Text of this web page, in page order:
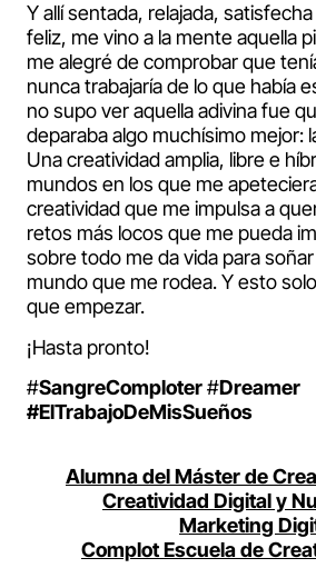
Y allí sentada, relajada,
feliz, me vino a la mente aquella
me alegré de comprobar que
nunca trabajaría de lo que había
no supo ver aquella adivina fue
deparaba algo muchísimo mejor:
Una creatividad amplia, libre e
mundos en los que me
creatividad que me impulsa a
retos más locos que me pueda
sobre todo me da vida para
mundo que me rodea. Y esto
que empezar.
¡Hasta pronto!
#SangreComploter#Dreamer
#ElTrabajoDeMisSueños
Alumna del Máster de
Creatividad Digital y
Marketing
Complot Escuela de